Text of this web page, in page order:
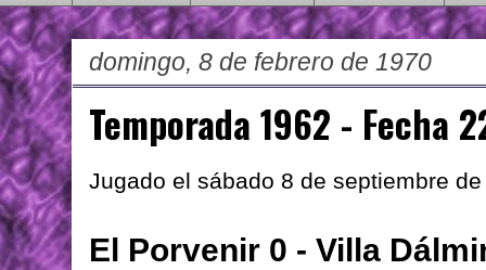
domingo, 8 de febrero de 1970
Temporada 1962 - Fecha
Jugado el sábado 8 de septiembre
El Porvenir 0 - Villa